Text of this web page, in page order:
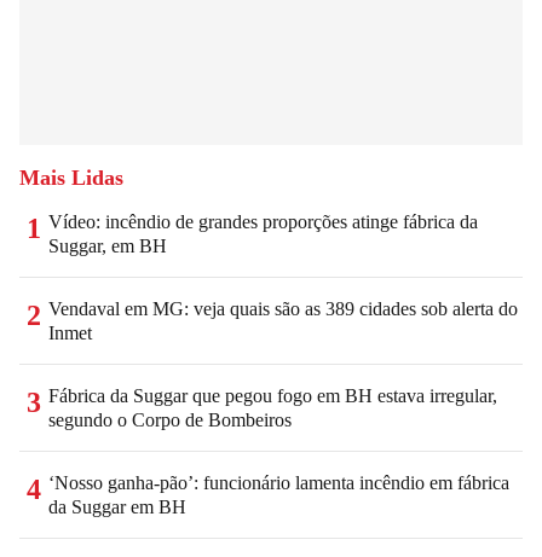
Mais Lidas
1 Vídeo: incêndio de grandes proporções atinge fábrica da
Suggar, em BH
2 Vendaval em MG: veja quais são as 389 cidades sob alerta do
Inmet
3 Fábrica da Suggar que pegou fogo em BH estava irregular,
segundo o Corpo de Bombeiros
4 ‘Nosso ganha-pão’: funcionário lamenta incêndio em fábrica
da Suggar em BH